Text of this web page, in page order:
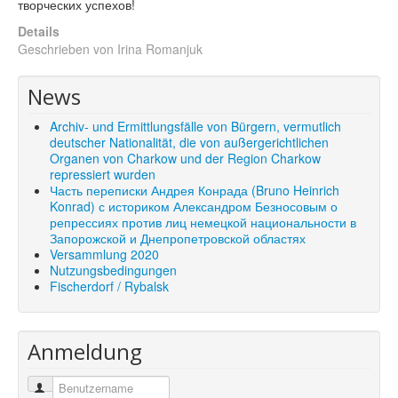
творческих успехов!
Details
Geschrieben von Irina Romanjuk
News
Archiv- und Ermittlungsfälle von Bürgern, vermutlich
deutscher Nationalität, die von außergerichtlichen
Organen von Charkow und der Region Charkow
repressiert wurden
Часть переписки Андрея Конрада (Bruno Heinrich
Konrad) с историком Александром Безносовым о
репрессиях против лиц немецкой национальности в
Запорожской и Днепропетровской областях
Versammlung 2020
Nutzungsbedingungen
Fischerdorf / Rybalsk
Anmeldung